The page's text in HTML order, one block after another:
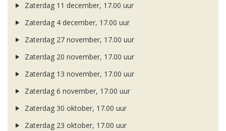
Zaterdag 11 december, 17.00 uur
Zaterdag 4 december, 17.00 uur
Zaterdag 27 november, 17.00 uur
Zaterdag 20 november, 17.00 uur
Zaterdag 13 november, 17.00 uur
Zaterdag 6 november, 17.00 uur
Zaterdag 30 oktober, 17.00 uur
Zaterdag 23 oktober, 17.00 uur